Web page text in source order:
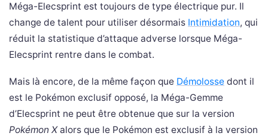
Méga-Elecsprint est toujours de type électrique pur. Il
change de talent pour utiliser désormais Intimidation, qui
réduit la statistique d’attaque adverse lorsque Méga-
Elecsprint rentre dans le combat.
Mais là encore, de la même façon que Démolosse dont il
est le Pokémon exclusif opposé, la Méga-Gemme
d’Elecsprint ne peut être obtenue que sur la version
Pokémon Xalors que le Pokémon est exclusif à la version